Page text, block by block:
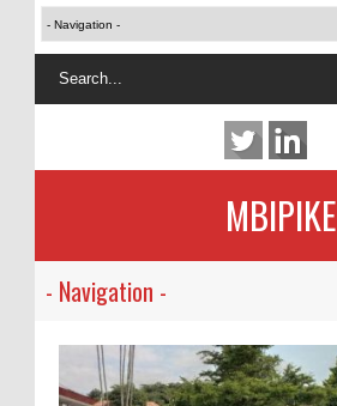
MBIPIKE